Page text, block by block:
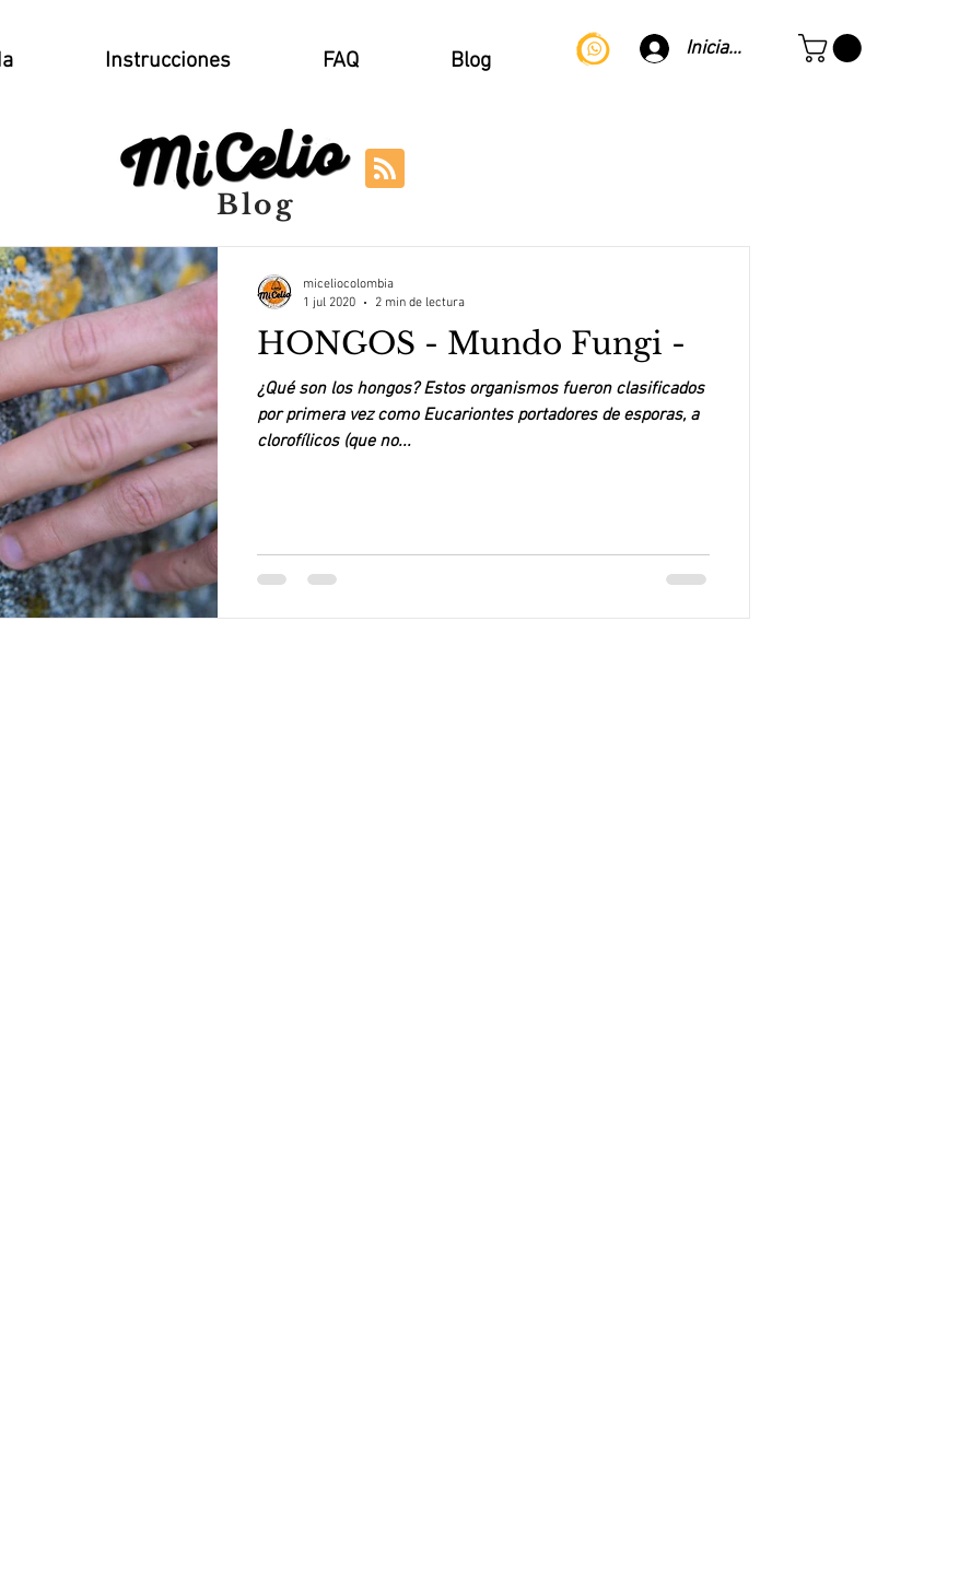
Instrucciones FAQ Blog Iniciar sesión
Blog
HONGOS - Mundo Fungi -
¿Qué son los hongos? Estos organismos fueron clasificados
por primera vez como Eucariontes portadores de esporas, a
clorofílicos (que no...
miceliocolombia
1 jul 2020
2 min de lectura